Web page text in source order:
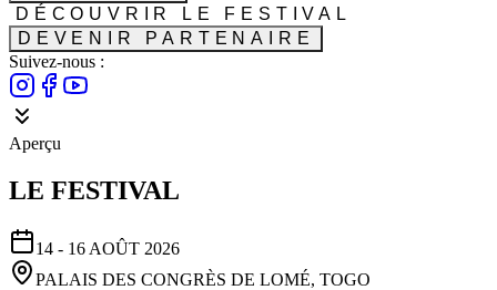
DÉCOUVRIR LE FESTIVAL
DEVENIR PARTENAIRE
Suivez-nous :
Aperçu
LE FESTIVAL
14 - 16 AOÛT 2026
PALAIS DES CONGRÈS DE LOMÉ, TOGO